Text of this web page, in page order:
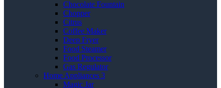
Chocolate Fountain
Chopper
Citrus
Coffee Maker
Deep Fryer
Food Steamer
Food Processor
Gas Regulator
Home Appliances 3
Magic Jar